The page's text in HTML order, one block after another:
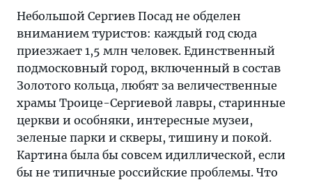
самого
туристического
Московской
области?
Небольшой Сергиев Посад не обделен
вниманием туристов: каждый год сюда
приезжает 1,5 млн человек. Единственный
подмосковный город, включенный в состав
Золотого кольца, любят за величественные
храмы Троице-Сергиевой лавры, старинные
церкви и особняки, интересные музеи,
зеленые парки и скверы, тишину и покой.
Картина была бы совсем идиллической, если
бы не типичные российские проблемы. Что